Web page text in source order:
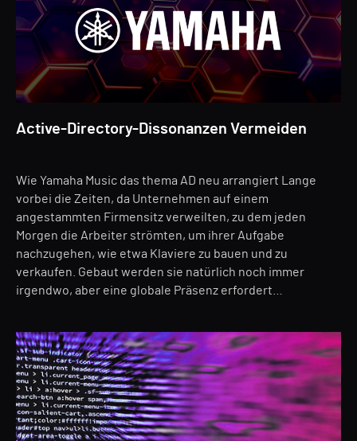
Active-Directory-Dissonanzen Vermeiden
Wie Yamaha Music das thema AD neu arrangiert Lange
vorbei die Zeiten, da Unternehmen auf einem
angestammten Firmensitz verweilten, zu dem jeden
Morgen die Arbeiter strömten, um ihrer Aufgabe
nachzugehen, wie etwa Klaviere zu bauen und zu
verkaufen. Gebaut werden sie natürlich noch immer
irgendwo, aber eine globale Präsenz erfordert…